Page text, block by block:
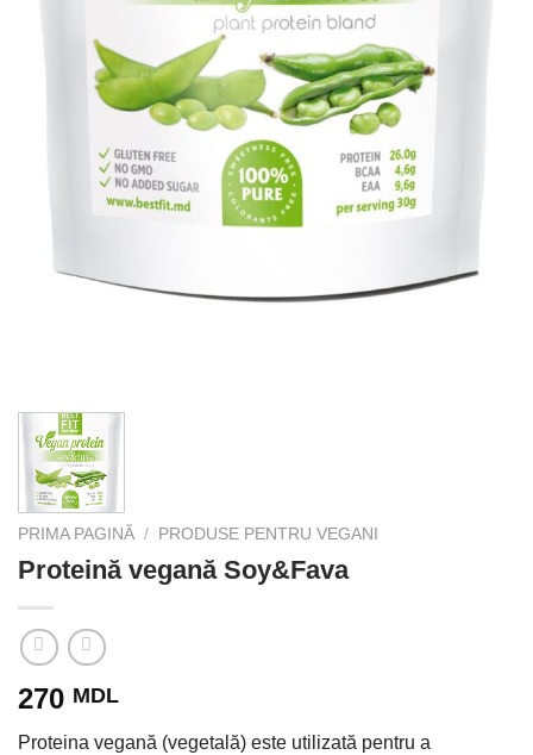
PRIMA PAGINĂ / PRODUSE PENTRU VEGANI
Proteină vegană Soy&Fava
270 MDL
Proteina vegană (vegetală) este utilizată pentru a